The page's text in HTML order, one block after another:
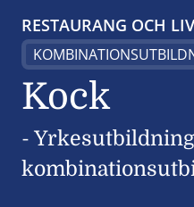
RESTAURANG OCH
Kock
-